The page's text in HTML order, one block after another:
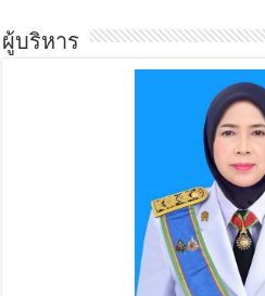
ผู้บริหาร